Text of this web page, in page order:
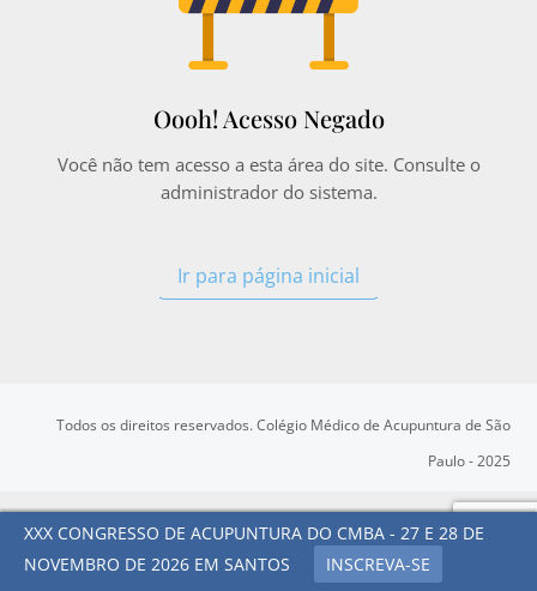
XXX CONGRESSO DE ACUPUNTURA DO CMBA - 27 E 28 DE
NOVEMBRO DE 2026 EM SANTOS
INSCREVA-SE
Oooh! Acesso Negado
Você não tem acesso a esta área do site. Consulte o
administrador do sistema.
Ir para página inicial
Todos os direitos reservados. Colégio Médico de Acupuntura de São
Paulo - 2025